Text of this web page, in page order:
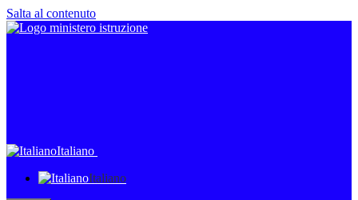
Salta al contenuto
Italiano
Italiano